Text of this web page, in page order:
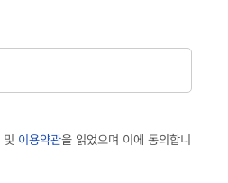
및 이용약관을 읽었으며 이에 동의합니